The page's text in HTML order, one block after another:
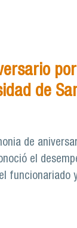
de
de
el
funcionariado